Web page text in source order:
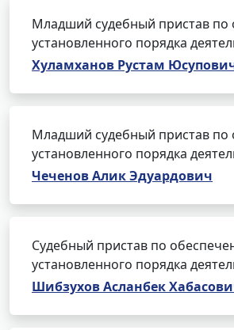
Младший судебный пристав по
установленного порядка
Хуламханов Рустам
Младший судебный пристав по
установленного порядка
Чеченов Алик Эдуардович
Судебный пристав по
установленного порядка
Шибзухов Асланбек